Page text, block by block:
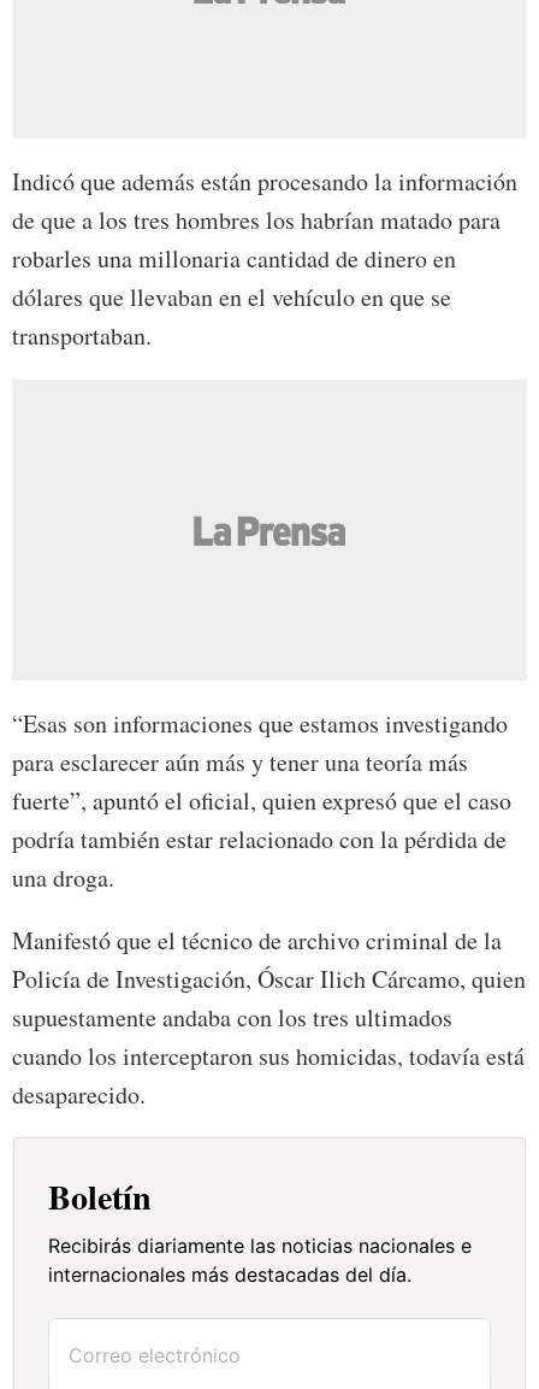
Indicó que además están procesando la información
de que a los tres hombres los habrían matado para
robarles una millonaria cantidad de dinero en
dólares que llevaban en el vehículo en que se
transportaban.
“Esas son informaciones que estamos investigando
para esclarecer aún más y tener una teoría más
fuerte”, apuntó el oficial, quien expresó que el caso
podría también estar relacionado con la pérdida de
una droga.
Manifestó que el técnico de archivo criminal de la
Policía de Investigación, Óscar Ilich Cárcamo, quien
supuestamente andaba con los tres ultimados
cuando los interceptaron sus homicidas, todavía está
desaparecido.
Boletín
Recibirás diariamente las noticias nacionales e
internacionales más destacadas del día.